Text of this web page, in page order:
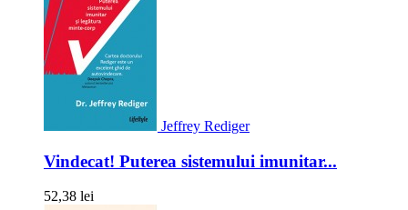
Jeffrey Rediger
Vindecat! Puterea sistemului imunitar...
52,38 lei